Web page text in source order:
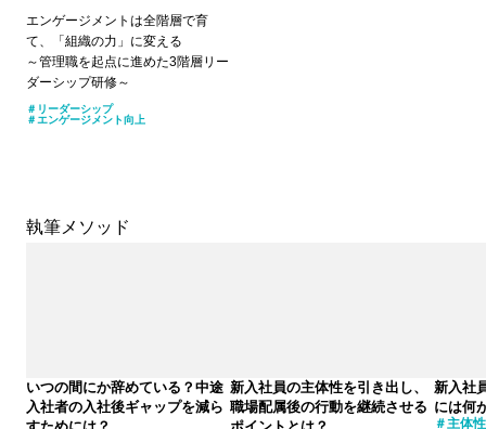
エンゲージメントは全階層で育
て、「組織の力」に変える
～管理職を起点に進めた3階層リー
ダーシップ研修～
リーダーシップ
エンゲージメント向上
執筆メソッド
いつの間にか辞めている？中途
入社者の入社後ギャップを減ら
新入社員の主体性を引き出し、
職場配属後の行動を継続させる
新入社
には何
主体